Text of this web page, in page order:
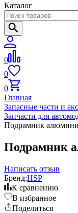
Каталог
0
0
0
Главная
Запасные части и
Запчасти для
Подрамник
Подрамник
Написать отзыв
Бренд:HSP
К сравнению
В избранное
Поделиться